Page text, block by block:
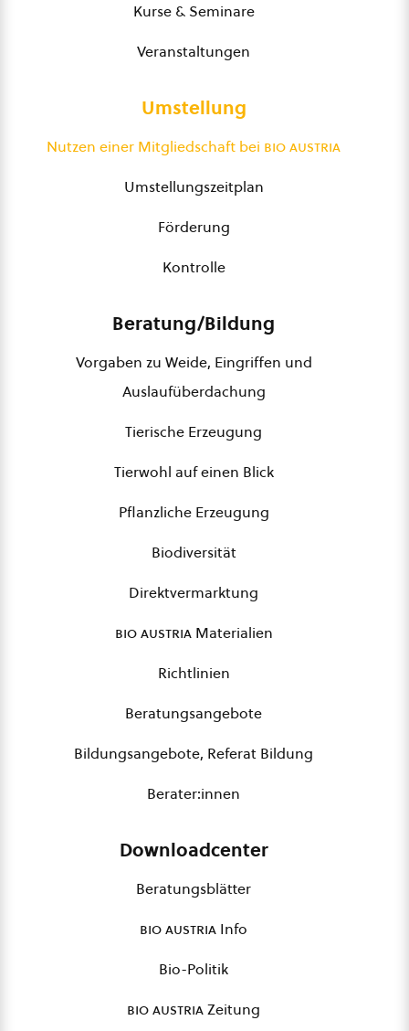
Kurse & Seminare
Veranstaltungen
Umstellung
Nutzen einer Mitgliedschaft bei bio austria
Umstellungszeitplan
Förderung
Kontrolle
Beratung/Bildung
Vorgaben zu Weide, Eingriffen und
Auslaufüberdachung
Tierische Erzeugung
Tierwohl auf einen Blick
Pflanzliche Erzeugung
Biodiversität
Direktvermarktung
bio austriaMaterialien
Richtlinien
Beratungsangebote
Bildungsangebote, Referat Bildung
Berater:innen
Downloadcenter
Beratungsblätter
bio austria Info
Bio-Politik
bio austriaZeitung